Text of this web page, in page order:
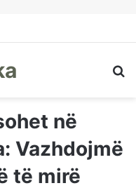
në
Vazhdojmë
të mirë